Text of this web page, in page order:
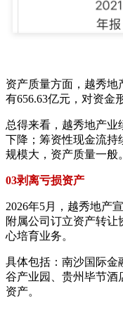
资产质量方面，越秀地
有656.63亿元，对资金
总得来看，越秀地产业
下降；筹资性现金流持
规模大，资产质量一般。
03剥离亏损资产
2026年5月，越秀地产
附属公司订立资产转
心培育业务。
具体包括：南沙国际金
谷产业园、贵州毕节酒
资产。